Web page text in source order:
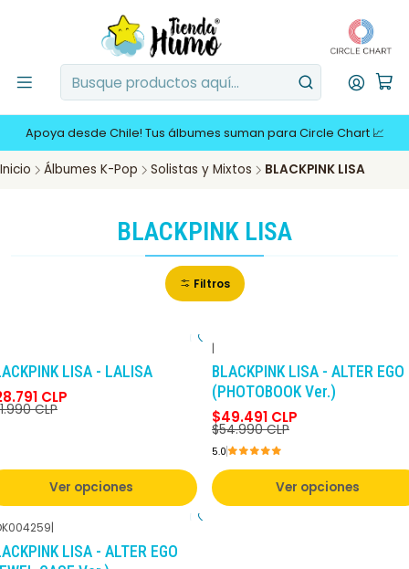
Apoya desde Chile! Tus álbumes suman para Circle Chart 📈
Inicio Álbumes K-Pop Solistas y Mixtos BLACKPINK LISA
BLACKPINK LISA
Filtros
LISA - LALISA
CLP
CLP
Ver opciones
|
BLACKPINK LISA - ALTER EGO
(PHOTOBOOK Ver.)
$49.491 CLP
$54.990 CLP
5.0
Ver opciones
DCTO
|
LISA - ALTER EGO